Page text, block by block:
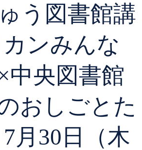
レファレンスサービ
好きなおはなしの絵
う図書館講
ンみんな
中央図書館
おしごとた
月30日（木